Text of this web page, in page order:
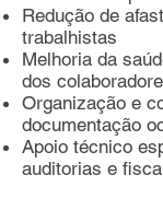
Redução de
trabalhistas
Melhoria da
dos
Organização e
documentação
Apoio técnico
auditorias e